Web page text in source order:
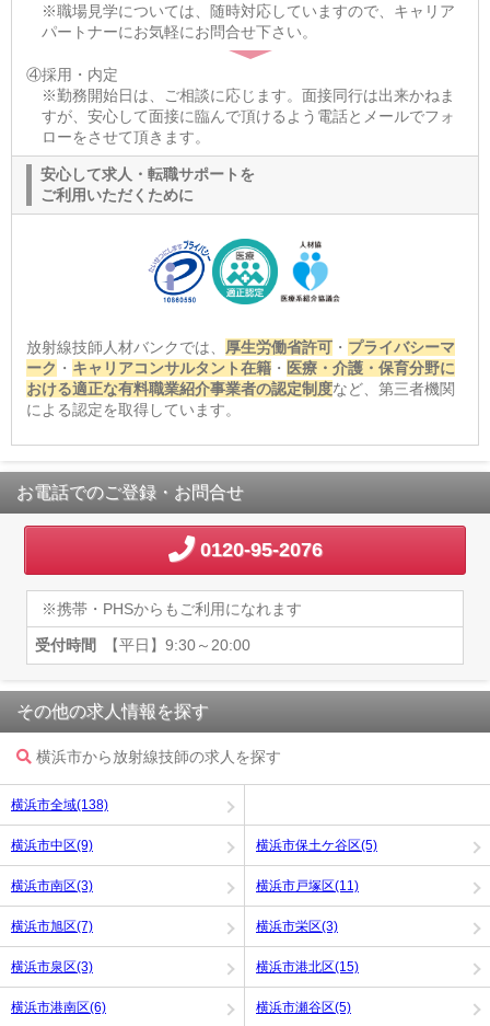
※職場見学については、随時対応していますので、キャリア
パートナーにお気軽にお問合せ下さい。
④採用・内定
※勤務開始日は、ご相談に応じます。面接同行は出来かねま
すが、安心して面接に臨んで頂けるよう電話とメールでフォ
ローをさせて頂きます。
安心して求人・転職サポートを
ご利用いただくために
放射線技師人材バンクでは、 厚生労働省許可・ プライバシーマ
ーク ・ キャリアコンサルタント在籍・ 医療・介護・保育分野に
おける適正な有料職業紹介事業者の認定制度など、第三者機関
による認定を取得しています。
お電話でのご登録・お問合せ
0120-95-2076
※携帯・PHSからもご利用になれます
受付時間 【平日】9:30～20:00
その他の求人情報を探す
横浜市から放射線技師の求人を探す
横浜市全域(138)
横浜市中区(9) 横浜市保土ケ谷区(5)
横浜市南区(3) 横浜市戸塚区(11)
横浜市旭区(7) 横浜市栄区(3)
横浜市泉区(3) 横浜市港北区(15)
横浜市港南区(6) 横浜市瀬谷区(5)